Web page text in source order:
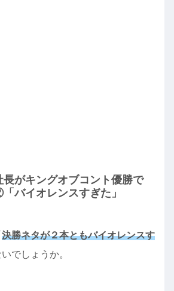
長がキングオブコント優勝で
バイオレンスすぎた」
決勝ネタが２本ともバイオレンスす
でしょうか。